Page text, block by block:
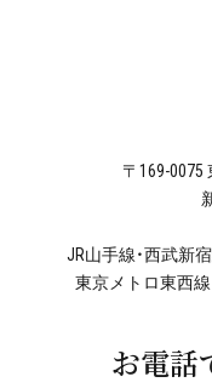
〒169-
JR山手線・西武新
東京メトロ東西線
お電話